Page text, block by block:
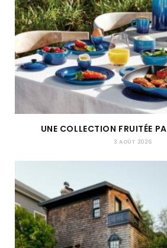
UNE COLLECTION FRUITÉE
3 AOÛT 2026